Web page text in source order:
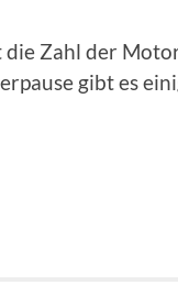
Zahl der
gibt es